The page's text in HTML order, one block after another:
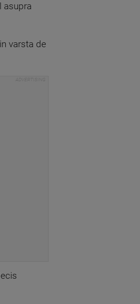
asupra
varsta de